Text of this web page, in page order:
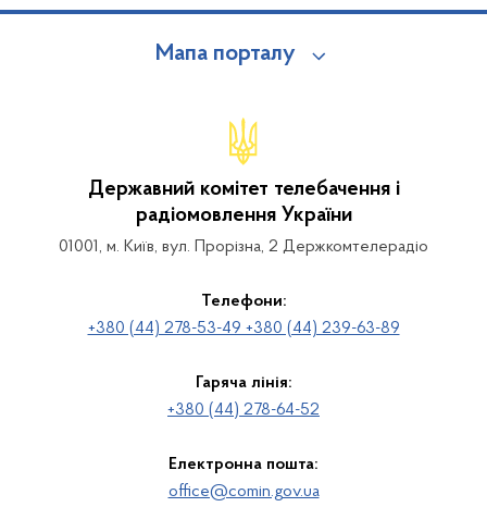
Мапа порталу
Державний комітет телебачення і
радіомовлення України
01001, м. Київ, вул. Прорізна, 2 Держкомтелерадіо
Телефони:
+380 (44) 278-53-49 +380 (44) 239-63-89
Гаряча лінія:
+380 (44) 278-64-52
Електронна пошта:
office@comin.gov.ua